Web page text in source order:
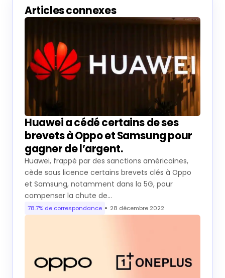
Articles connexes
Huawei a cédé certains de ses
brevets à Oppo et Samsung pour
gagner de l’argent.
Huawei, frappé par des sanctions américaines,
cède sous licence certains brevets clés à Oppo
et Samsung, notamment dans la 5G, pour
compenser la chute de…
78.7% de correspondance 28 décembre 2022